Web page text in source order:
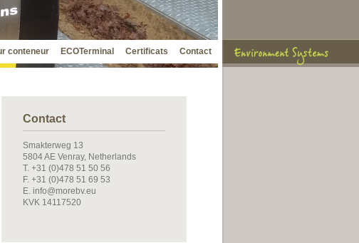
conteneur ECOTerminal Certificats Contact
Contact
Smakterweg 13
5804 AE Venray, Netherlands
T. +31 (0)478 51 50 56
F. +31 (0)478 51 69 53
E. info@morebv.eu
KVK 14117520